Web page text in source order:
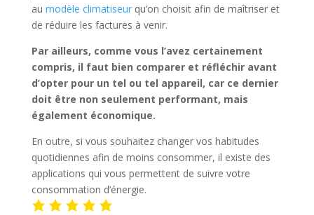
au modèle climatiseurqu’on choisit afin de maîtriser et
de réduire les factures à venir.
Par ailleurs, comme vous l’avez certainement
compris, il faut bien comparer et réfléchir avant
d’opter pour un tel ou tel appareil, car ce dernier
doit être non seulement performant, mais
également économique.
En outre, si vous souhaitez changer vos habitudes
quotidiennes afin de moins consommer, il existe des
applications qui vous permettent de suivre votre
consommation d’énergie.